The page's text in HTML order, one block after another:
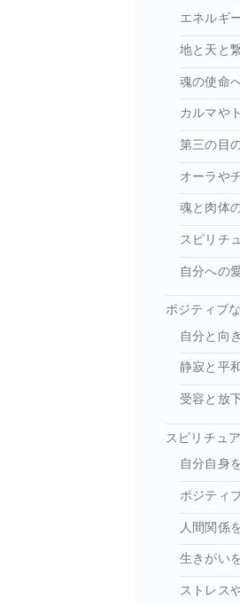
エネルギ
地と天と
魂の使命
カルマや
第三の目
オーラや
魂と肉体
スピリチ
自分への
ポジティブ
自分と向
静寂と平和
受容と放
スピリチュ
自分自身
ポジティ
人間関係
生きがい
ストレス